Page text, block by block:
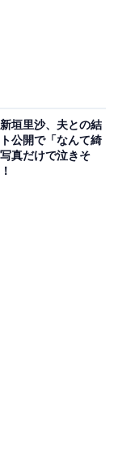
垣里沙、夫との結
公開で「なんて綺
真だけで泣きそ